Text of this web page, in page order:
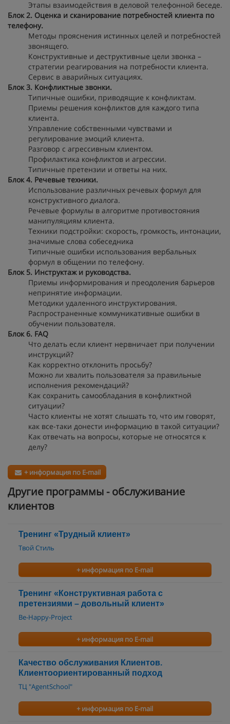
Этапы взаимодействия в деловой телефонной беседе.
Блок 2. Оценка и сканирование потребностей клиента по
телефону.
Методы прояснения истинных целей и потребностей
звонящего.
Конструктивные и деструктивные цели звонка –
стратегии реагирования на потребности клиента.
Сервис в аварийных ситуациях.
Блок 3. Конфликтные звонки.
Типичные ошибки, приводящие к конфликтам.
Приемы решения конфликтов для каждого типа
клиента.
Управление собственными чувствами и
регулирование эмоций клиента.
Разговор с агрессивным клиентом.
Профилактика конфликтов и агрессии.
Типичные претензии и ответы на них.
Блок 4. Речевые техники.
Использование различных речевых формул для
конструктивного диалога.
Речевые формулы в алгоритме противостояния
манипуляциям клиента.
Техники подстройки: скорость, громкость, интонации,
значимые слова собеседника
Типичные ошибки использования вербальных
формул в общении по телефону.
Блок 5. Инструктаж и руководства.
Приемы информирования и преодоления барьеров
непринятие информации.
Методики удаленного инструктирования.
Распространенные коммуникативные ошибки в
обучении пользователя.
Блок 6. FAQ
Что делать если клиент нервничает при получении
инструкций?
Как корректно отклонить просьбу?
Можно ли хвалить пользователя за правильные
исполнения рекомендаций?
Как сохранить самообладания в конфликтной
ситуации?
Часто клиенты не хотят слышать то, что им говорят,
как все-таки донести информацию в такой ситуации?
Как отвечать на вопросы, которые не относятся к
делу?
+ информация по E-mail
Другие программы - обслуживание
клиентов
Тренинг «Трудный клиент»
Твой Стиль
+ информация по E-mail
Тренинг «Конструктивная работа с
претензиями – довольный клиент»
Be-Happy-Project
+ информация по E-mail
Качество обслуживания Клиентов.
Клиентоориентированный подход
ТЦ "AgentSchool"
+ информация по E-mail